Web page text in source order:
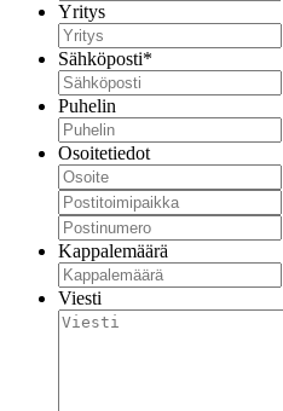
Yritys
Sähköposti*
Puhelin
Osoitetiedot
Kappalemäärä
Viesti